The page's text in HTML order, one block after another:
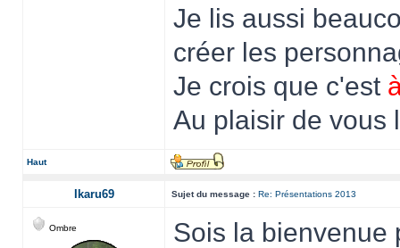
Je lis aussi
créer les
Je crois que c'est
Au plaisir de vous
Haut
Ikaru69 Sujet du message : Re: Présentations 2013
Ombre Sois la